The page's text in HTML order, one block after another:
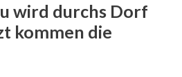
wird durchs Dorf
kommen die